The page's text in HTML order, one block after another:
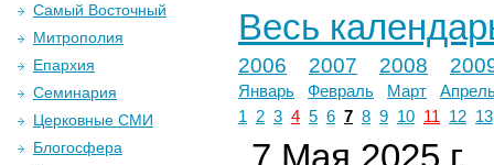
Весь
2006 2007 2008
Январь Февраль Март
1
2 3 4 5 6 7 8 9 10 11 12 13
7 Мая 2025 г.
Самый Восточный
Митрополия
Епархия
Семинария
Церковные СМИ
Блогосфера